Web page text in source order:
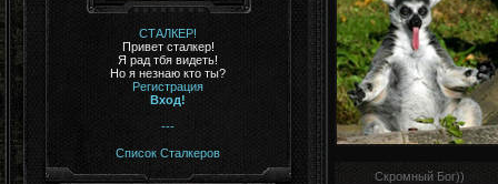
СТАЛКЕР!
Привет сталкер!
Я рад тбя видеть!
Но я незнаю кто ты?
Регистрация
Вход!
---
Список Сталкеров
Скромный Бог))